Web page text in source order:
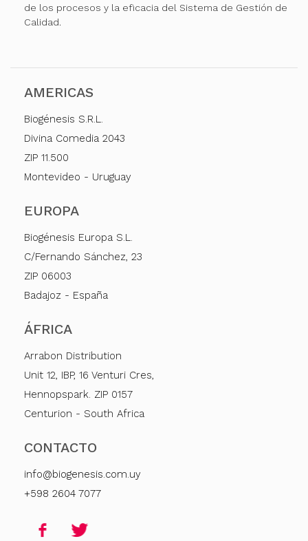
de los procesos y la eficacia del Sistema de Gestión de
Calidad.
AMERICAS
Biogénesis S.R.L.
Divina Comedia 2043
ZIP 11.500
Montevideo - Uruguay
EUROPA
Biogénesis Europa S.L.
C/Fernando Sánchez, 23
ZIP 06003
Badajoz - España
ÁFRICA
Arrabon Distribution
Unit 12, IBP, 16 Venturi Cres,
Hennopspark. ZIP 0157
Centurion - South Africa
CONTACTO
info@biogenesis.com.uy
+598 2604 7077